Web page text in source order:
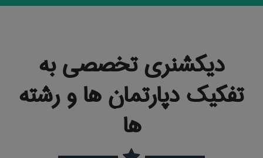
دیکشنری تخصصی به
تفکیک دپارتمان ها و رشته
ها